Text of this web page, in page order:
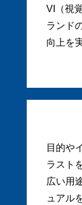
VI（視
ランド
向上を
目的や
ラスト
広い用
ュアル